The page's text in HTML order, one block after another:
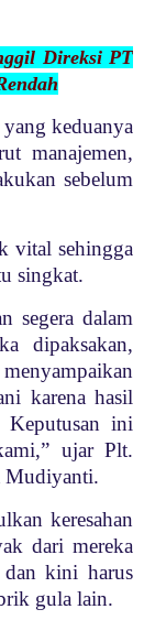
Direksi PT
keduanya
manajemen,
sebelum
vital sehingga
singkat.
segera dalam
dipaksakan,
karena hasil
Keputusan ini
ujar Plt.
Mudiyanti.
keresahan
dari mereka
kini harus
gula lain.